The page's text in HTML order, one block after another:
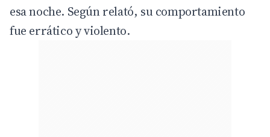
esa noche. Según relató, su comportamiento
fue errático y violento.